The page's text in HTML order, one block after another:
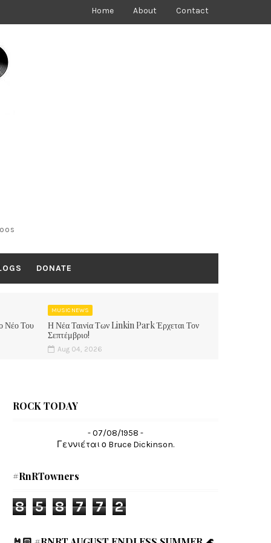
Home About Contact
DONATE
Νέο Του
MUSIC NEWS
Η Νέα Ταινία Των Linkin Park Έρχεται Τον
Σεπτέμβριο!
Aug 04, 2026
ROCK TODAY
- 07/08/1958 -
Γεννιέται ο Bruce Dickinson.
#RnRTowners
8 5 8 7 7 2